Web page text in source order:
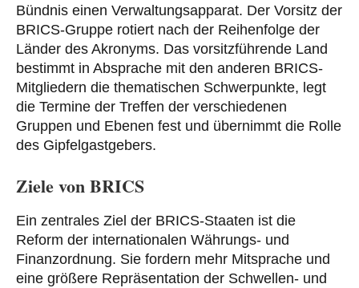
Bündnis einen Verwaltungsapparat. Der Vorsitz der
BRICS-Gruppe rotiert nach der Reihenfolge der
Länder des Akronyms. Das vorsitzführende Land
bestimmt in Absprache mit den anderen BRICS-
Mitgliedern die thematischen Schwerpunkte, legt
die Termine der Treffen der verschiedenen
Gruppen und Ebenen fest und übernimmt die Rolle
des Gipfelgastgebers.
Ziele von BRICS
Ein zentrales Ziel der BRICS-Staaten ist die
Reform der internationalen Währungs- und
Finanzordnung. Sie fordern mehr Mitsprache und
eine größere Repräsentation der Schwellen- und